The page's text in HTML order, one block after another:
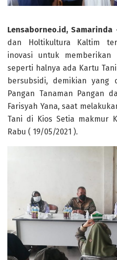
Lensaborneo.id, Samarinda
dan Holtikultura Kaltim
inovasi untuk memberikan
seperti halnya ada Kartu
bersubsidi, demikian yang
Pangan Tanaman Pangan
Farisyah Yana, saat
Tani di Kios Setia makmur
Rabu ( 19/05/2021 ).